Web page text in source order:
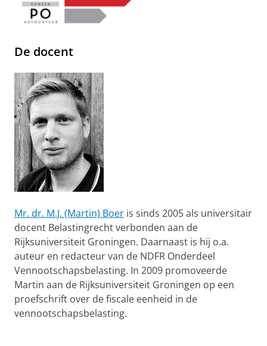
De docent
Mr. dr. M.J. (Martin) Boer is sinds 2005 als universitair
docent Belastingrecht verbonden aan de
Rijksuniversiteit Groningen. Daarnaast is hij o.a.
auteur en redacteur van de NDFR Onderdeel
Vennootschapsbelasting. In 2009 promoveerde
Martin aan de Rijksuniversiteit Groningen op een
proefschrift over de fiscale eenheid in de
vennootschapsbelasting.